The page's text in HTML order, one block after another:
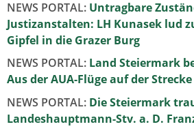
NEWS PORTAL: Untragbare
Justizanstalten: LH Kunasek lud
Gipfel in die Grazer Burg
NEWS PORTAL: Land Steiermark
Aus der AUA-Flüge auf der Strecke
NEWS PORTAL: Die Steiermark
Landeshauptmann-Stv. a. D.